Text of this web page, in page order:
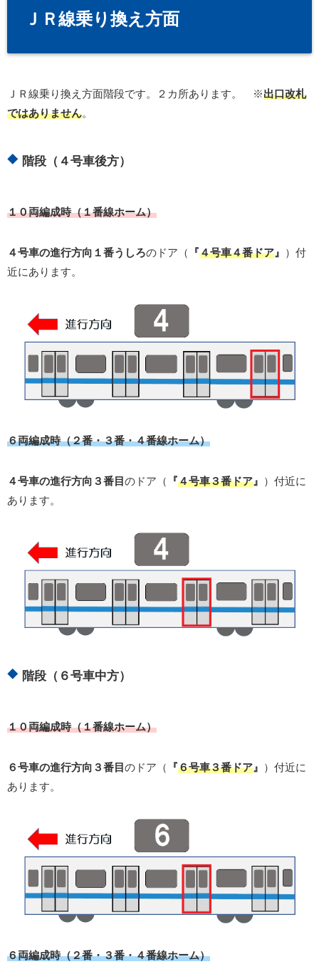
ＪＲ線乗り換え方面
ＪＲ線乗り換え方面階段です。２カ所あります。 ※出口改札
ではありません。
階段（４号車後方）
１０両編成時（１番線ホーム）
４号車の進行方向１番うしろのドア（ 『４号車４番ドア 』 ）付
近にあります。
６両編成時（２番・３番・４番線ホーム）
４号車の進行方向３番目 のドア（ 『４号車３番ドア 』 ）付近に
あります。
階段（６号車中方）
１０両編成時（１番線ホーム）
６号車の進行方向３番目 のドア（ 『６号車３番ドア 』 ）付近に
あります。
６両編成時（２番・３番・４番線ホーム）